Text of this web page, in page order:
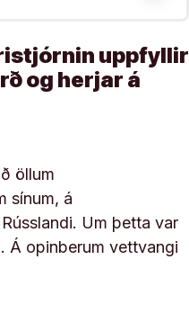
uppfyllir
og herjar á
öllum
sínum, á
Um þetta var
Á opinberum vettvangi